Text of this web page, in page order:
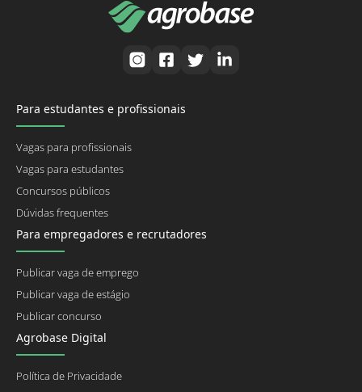
Para estudantes e profissionais
Vagas para profissionais
Vagas para estudantes
Concursos públicos
Dúvidas frequentes
Para empregadores e recrutadores
Publicar vaga de emprego
Publicar vaga de estágio
Publicar concurso
Agrobase Digital
Política de Privacidade